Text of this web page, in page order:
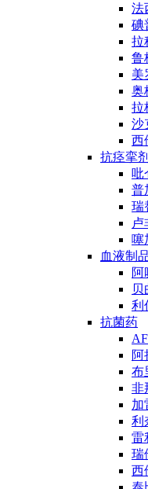
法
碘
拉
鲁
美
奥
拉
沙
西
抗痉挛剂
吡
普
瑞
卢
噻
血液制
阿
贝
利
抗菌药
阿
布
非
加
利
雷
瑞
西